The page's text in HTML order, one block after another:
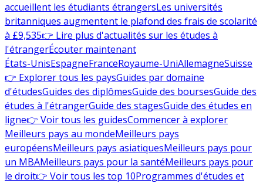
accueillent les étudiants étrangersLes universités
britanniques augmentent le plafond des frais de scolarité
à £9,535👉 Lire plus d'actualités sur les études à
l'étrangerÉcouter maintenant
États-UnisEspagneFranceRoyaume-UniAllemagneSuisse
👉 Explorer tous les paysGuides par domaine
d'étudesGuides des diplômesGuide des boursesGuide des
études à l'étrangerGuide des stagesGuide des études en
ligne👉 Voir tous les guidesCommencer à explorer
Meilleurs pays au mondeMeilleurs pays
européensMeilleurs pays asiatiquesMeilleurs pays pour
un MBAMeilleurs pays pour la santéMeilleurs pays pour
le droit👉 Voir tous les top 10Programmes d'études et